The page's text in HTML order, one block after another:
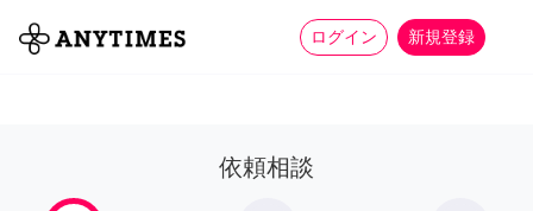
ログイン 新規登録
全て 家事 more_horiz
依頼相談